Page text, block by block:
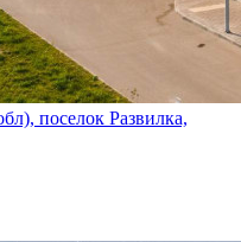
поселок Развилка,